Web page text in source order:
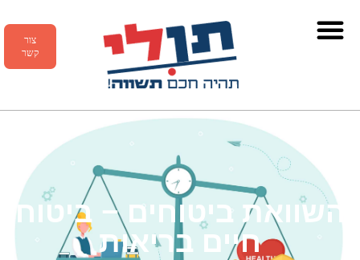
צור
קשר
השוואת ביטוחים – ביטוח
חיים בריאות